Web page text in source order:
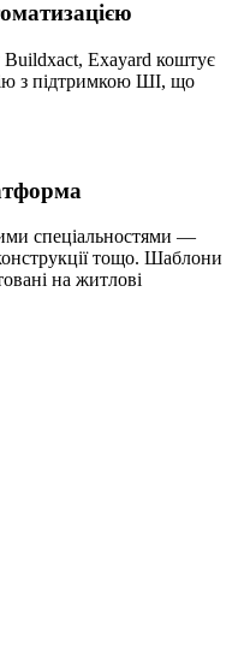
Buildxact, Exayard коштує
з підтримкою ШІ, що
спеціальностями —
тощо. Шаблони
на житлові